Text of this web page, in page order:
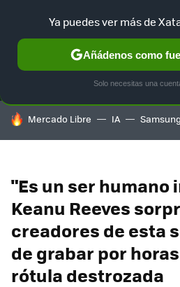
MENÚ
GAMING HOME
HOY SE HABLA DE
Mercado Libre IA Samsung
"Es un ser humano
Keanu Reeves
creadores de esta
de grabar por
rótula destrozada
Ya puedes ver más de
Añádenos como
Solo necesitas una